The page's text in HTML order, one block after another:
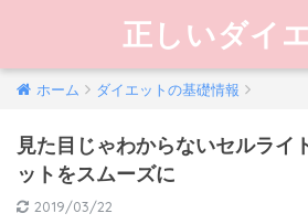
正しいダイ
ホーム ダイエットの基礎情報
見た目じゃわからないセルライ
ットをスムーズに
2019/03/22